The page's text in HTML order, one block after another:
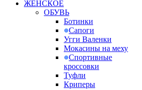
ЖЕНСКОЕ
ОБУВЬ
Ботинки
Сапоги
Угги Валенки
Мокасины на меху
Спортивные
кроссовки
Туфли
Криперы